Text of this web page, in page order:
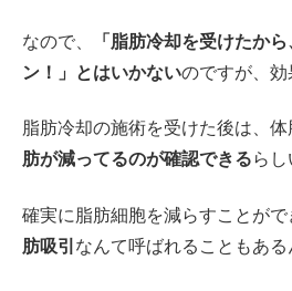
なので、
「脂肪冷却を受けたか
ン！」とはいかないのですが、
脂肪冷却の施術を受けた後は、体
肪が減ってるのが確認できるらし
確実に脂肪細胞を減らすことがで
肪吸引 なんて呼ばれることもある